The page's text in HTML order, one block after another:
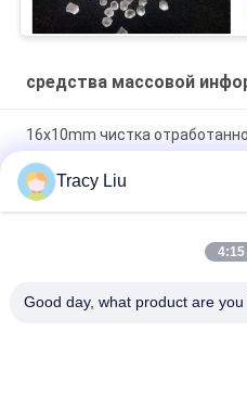
средства массовой
16x10mm чистка
информации комнат MBBR
пруда фильтра
декарбюризации MBBR
Tracy Liu
4:15
Good day, what product are